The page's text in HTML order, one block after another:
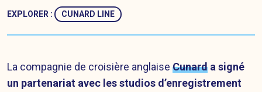
EXPLORER : CUNARD LINE
La compagnie de croisière anglaise Cunard a signé
un partenariat avec les studios d’enregistrement